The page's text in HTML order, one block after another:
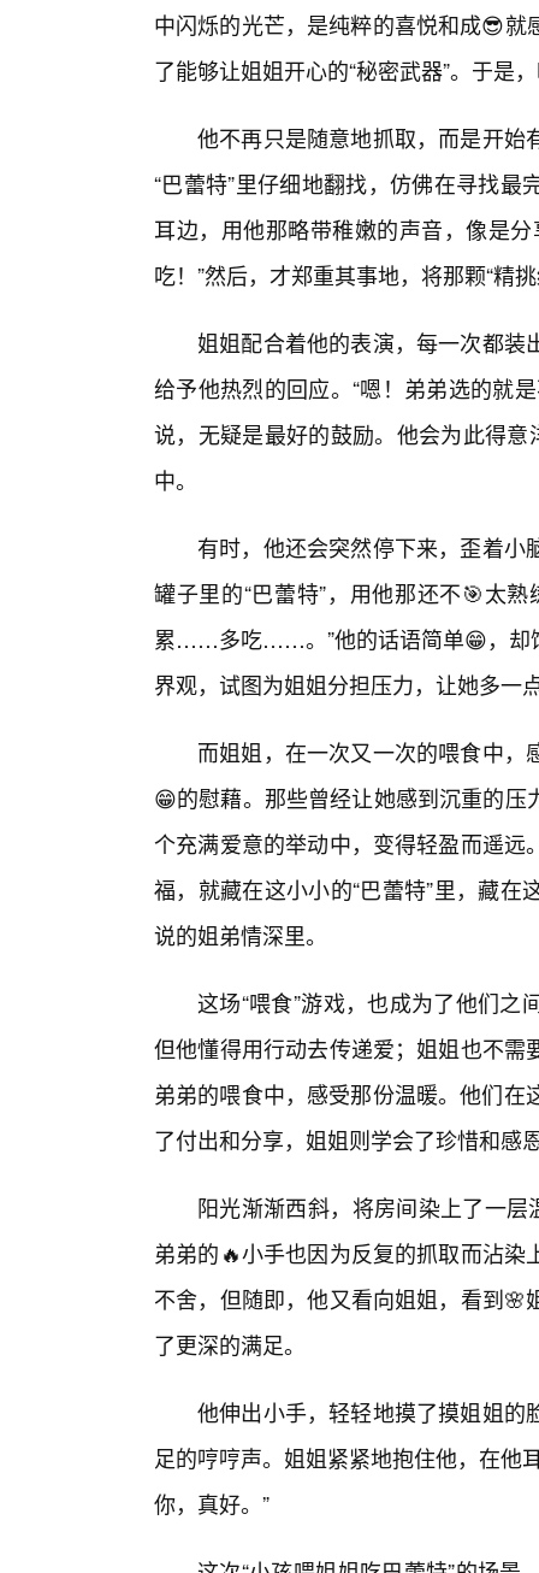
中闪烁的光芒，是纯粹的喜悦和成😎
了能够让姐姐开心的“秘密武器”。于是
他不再只是随意地抓取，而是开始
“巴蕾特”里仔细地翻找，仿佛在寻找
耳边，用他那略带稚嫩的声音，像是
吃！”然后，才郑重其事地，将那颗“精
姐姐配合着他的表演，每一次都
给予他热烈的回应。“嗯！弟弟选的就
说，无疑是最好的鼓励。他会为此得
中。
有时，他还会突然停下来，歪着
罐子里的“巴蕾特”，用他那还不🎯太
累……多吃……。”他的话语简单😁，却
界观，试图为姐姐分担压力，让她多一
而姐姐，在一次又一次的喂食中
😁的慰藉。那些曾经让她感到沉重的
个充满爱意的举动中，变得轻盈而遥
福，就藏在这小小的“巴蕾特”里，藏
说的姐弟情深里。
这场“喂食”游戏，也成为了他们
但他懂得用行动去传递爱；姐姐也不
弟弟的喂食中，感受那份温暖。他们
了付出和分享，姐姐则学会了珍惜和感
阳光渐渐西斜，将房间染上了一层
弟弟的🔥小手也因为反复的抓取而沾
不舍，但随即，他又看向姐姐，看到
了更深的满足。
他伸出小手，轻轻地摸了摸姐姐的
足的哼哼声。姐姐紧紧地抱住他，在他
你，真好。”